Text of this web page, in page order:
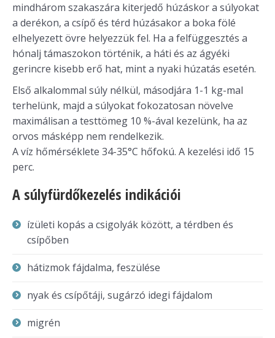
mindhárom szakaszára kiterjedő húzáskor a súlyokat
a derékon, a csípő és térd húzásakor a boka fölé
elhelyezett övre helyezzük fel. Ha a felfüggesztés a
hónalj támaszokon történik, a háti és az ágyéki
gerincre kisebb erő hat, mint a nyaki húzatás esetén.
Első alkalommal súly nélkül, másodjára 1-1 kg-mal
terhelünk, majd a súlyokat fokozatosan növelve
maximálisan a testtömeg 10 %-ával kezelünk, ha az
orvos másképp nem rendelkezik.
A víz hőmérséklete 34-35°C hőfokú. A kezelési idő 15
perc.
A súlyfürdőkezelés indikációi
ízületi kopás a csigolyák között, a térdben és
csípőben
hátizmok fájdalma, feszülése
nyak és csípőtáji, sugárzó idegi fájdalom
migrén